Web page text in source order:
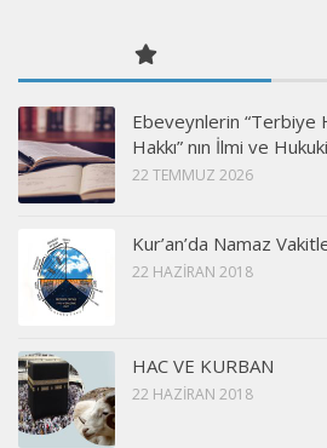
Ebeveynlerin “Terbiye
Hakkı” nın İlmi ve
22 TEMMUZ 2026
Kur’an’da Namaz
22 HAZIRAN 2018
HAC VE KURBAN
22 HAZIRAN 2018